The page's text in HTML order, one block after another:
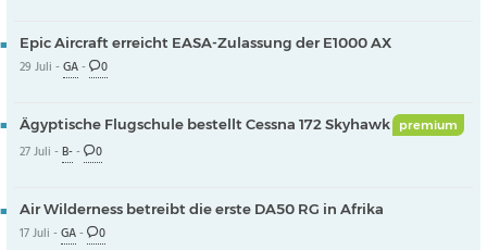
Epic Aircraft erreicht EASA-Zulassung der E1000 AX
29 Juli -GA- 0
Ägyptische Flugschule bestellt Cessna 172 Skyhawk premium
27 Juli -B-- 0
Air Wilderness betreibt die erste DA50 RG in Afrika
17 Juli -GA- 0